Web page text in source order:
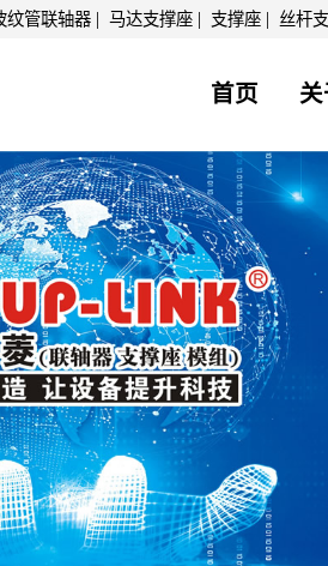
纹管联轴器 | 马达支撑座 | 支撑座 | 丝杆
首页 关